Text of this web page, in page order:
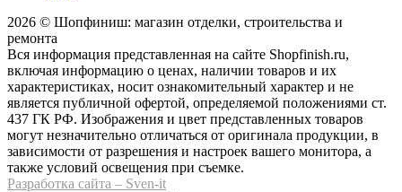
2026 © Шопфиниш: магазин отделки, строительства и
ремонта
Вся информация представленная на сайте Shopfinish.ru,
включая информацию о ценах, наличии товаров и их
характеристиках, носит ознакомительный характер и не
является публичной офертой, определяемой положениями ст.
437 ГК РФ. Изображения и цвет представленных товаров
могут незначительно отличаться от оригинала продукции, в
зависимости от разрешения и настроек вашего монитора, а
также условий освещения при съемке.
Разработка сайта – Sven-it